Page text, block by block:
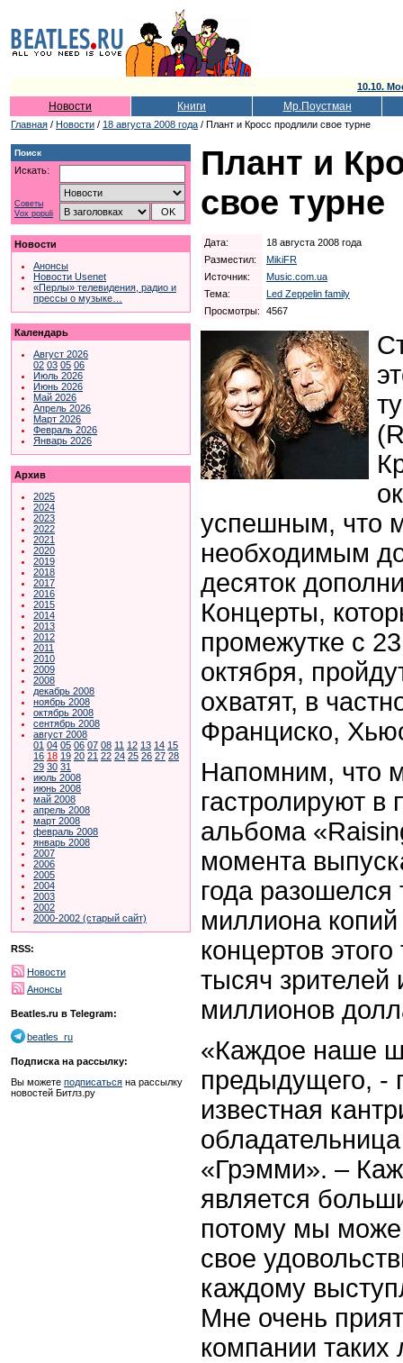
10.10.
Новости Книги Мр.Поустман
Главная / Новости / 18 августа 2008 года / Плант и Кросс продлили свое турне
Поиск
Искать:
Советы
Vox populi
Новости
Анонсы
Новости Usenet
«Перлы» телевидения, радио и
прессы о музыке…
Календарь
Август 2026
02 03 05 06
Июль 2026
Июнь 2026
Май 2026
Апрель 2026
Март 2026
Февраль 2026
Январь 2026
Архив
2025
2024
2023
2022
2021
2020
2019
2018
2017
2016
2015
2014
2013
2012
2011
2010
2009
2008
декабрь 2008
ноябрь 2008
октябрь 2008
сентябрь 2008
август 2008
01 04 05 06 07 08 11 12 13 14 15
16 18 19 20 21 22 24 25 26 27 28
29 30 31
июль 2008
июнь 2008
май 2008
апрель 2008
март 2008
февраль 2008
январь 2008
2007
2006
2005
2004
2003
2002
2000-2002 (старый сайт)
RSS:
Новости
Анонсы
Beatles.ru в Telegram:
beatles_ru
Подписка на рассылку:
Вы можете подписаться на рассылку
новостей Битлз.ру
Плант и
свое турне
Дата:
18 августа 2008 года
Разместил:
MikiFR
Источник:
Music.com.ua
Тема:
Led Zeppelin family
Просмотры:
4567
успешным, что
необходимым
десяток
Концерты,
промежутке с
октября,
охватят, в
Франциско,
Напомним, что
гастролируют в
альбома
момента
года
миллиона
концертов
тысяч зрителей
миллионов
«Каждое наше
предыдущего, -
известная
«Грэмми». –
является
потому мы
свое
каждому
Мне очень
компании